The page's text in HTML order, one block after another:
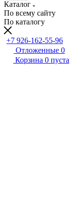
Каталог
По всему сайту
По каталогу
+7 926-162-55-96
Отложенные 0
Корзина 0 пуста